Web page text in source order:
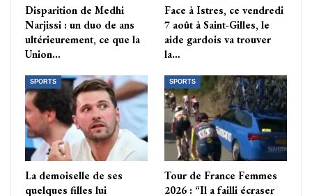
Disparition de Medhi
Narjissi : un duo de ans
ultérieurement, ce que la
Union…
Face à Istres, ce vendredi
7 août à Saint-Gilles, le
aide gardois va trouver
la…
SPORTS
La demoiselle de ses
quelques filles lui
SPORTS
Tour de France Femmes
2026 : “Il a failli écraser